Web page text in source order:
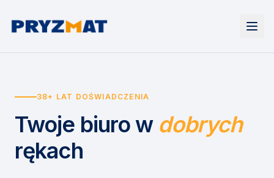
Urządzenia
Drukarki i urządzenia wielofunkcyjne
Etykiety i identyfikacja
Skanery i obieg dokumentów
Monitory interaktywne
Niszczarki dokumentów
Wynajem drukarek
Wynajem urządzeń biurowych
Asystent druku
EZD RP
Misja szkoła
Serwis
38+ LAT DOŚWIADCZENIA
Twoje biuro w dobrych
rękach